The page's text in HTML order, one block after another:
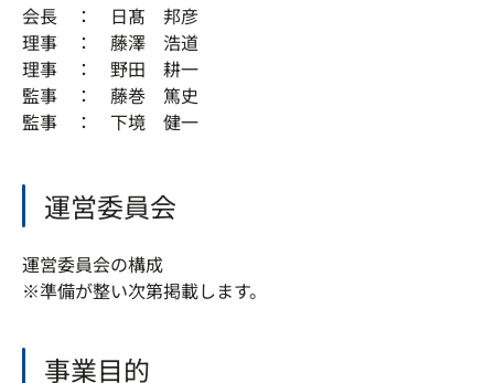
会長 ： 日髙 邦彦
理事 ： 藤澤 浩道
理事 ： 野田 耕一
監事 ： 藤巻 篤史
監事 ： 下境 健一
運営委員会
運営委員会の構成
※準備が整い次第掲載します。
事業目的